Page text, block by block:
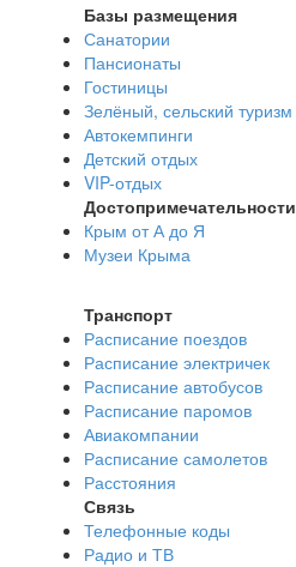
Базы размещения
Санатории
Пансионаты
Гостиницы
Зелёный, сельский туризм
Автокемпинги
Детский отдых
VIP-отдых
Достопримечательности
Крым от А до Я
Музеи Крыма
Транспорт
Расписание поездов
Расписание электричек
Расписание автобусов
Расписание паромов
Авиакомпании
Расписание самолетов
Расстояния
Связь
Телефонные коды
Радио и ТВ